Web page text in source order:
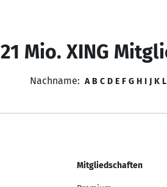
21 Mio. XING
Nachname: A B C D E F G H I J K L
Mitgliedschaften